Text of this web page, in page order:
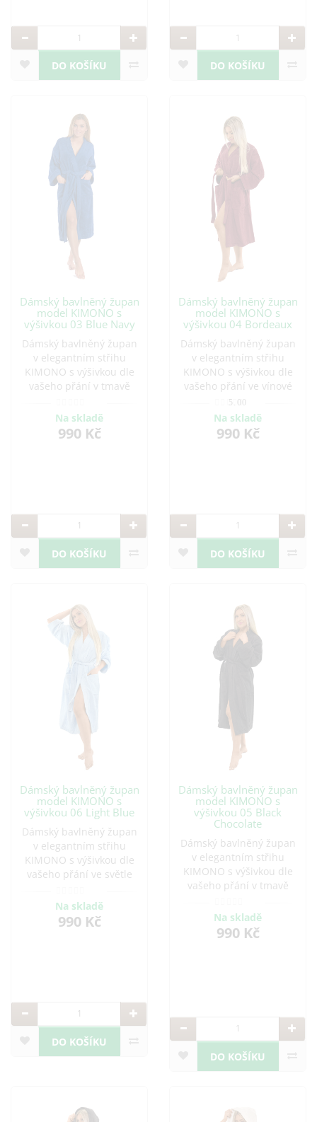
DO KOŠÍKU DO KOŠÍKU
Dámský bavlněný župan
model KIMONO s
výšivkou 03 Blue Navy
Dámský bavlněný župan
v elegantním střihu
KIMONO s výšivkou dle
vašeho přání v tmavě
pohodlné chvíle doma i
po koupeli. Vyroben z
kvalitní bavlny, která je
Na skladě
990 Kč
DO KOŠÍKU
Dámský bavlněný župan
model KIMONO s
výšivkou 04 Bordeaux
Dámský bavlněný župan
v elegantním střihu
KIMONO s výšivkou dle
vašeho přání ve vínové
barvě. Ideální pro
pohodlné chvíle doma i
po koupeli. Vyroben z
kvalitní bavlny, která je
5.00
Na skladě
990 Kč
DO KOŠÍKU
Dámský bavlněný župan
model KIMONO s
výšivkou 06 Light Blue
Dámský bavlněný župan
v elegantním střihu
KIMONO s výšivkou dle
vašeho přání ve světle
pohodlné chvíle doma i
po koupeli. Vyroben z
kvalitní bavlny, která je
Na skladě
990 Kč
DO KOŠÍKU
Dámský bavlněný župan
model KIMONO s
výšivkou 05 Black
Chocolate
Dámský bavlněný župan
v elegantním střihu
KIMONO s výšivkou dle
vašeho přání v tmavě
pohodlné chvíle doma i
po koupeli. Vyroben z
kvalitní bavlny, která je
Na skladě
990 Kč
DO KOŠÍKU